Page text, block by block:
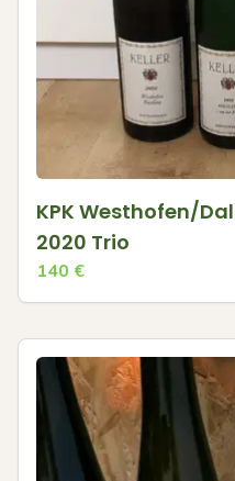
KPK Westhofen/
2020 Trio
140 €